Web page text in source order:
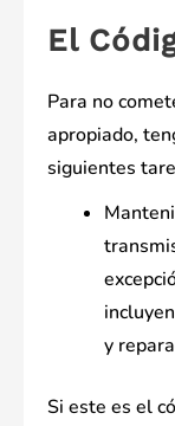
El
Para no
apropiado,
siguientes
y
Si este es el